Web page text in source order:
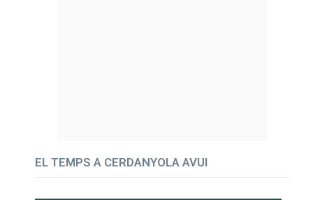
EL TEMPS A CERDANYOLA AVUI